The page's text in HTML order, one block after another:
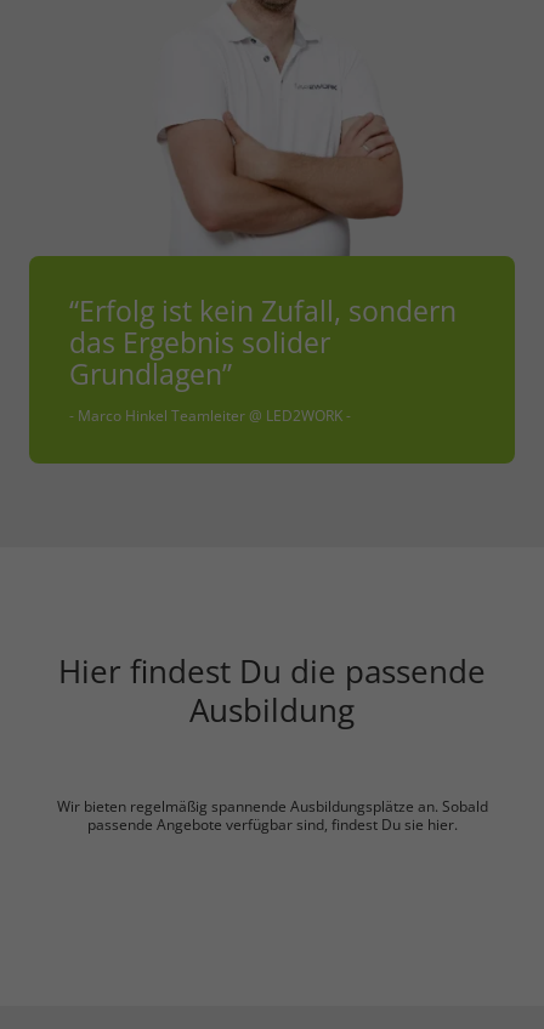
“Erfolg ist kein Zufall, sondern
das Ergebnis solider
Grundlagen”
- Marco Hinkel Teamleiter @ LED2WORK -
Hier findest Du die passende
Ausbildung
Wir bieten regelmäßig spannende Ausbildungsplätze an. Sobald
passende Angebote verfügbar sind, findest Du sie hier.